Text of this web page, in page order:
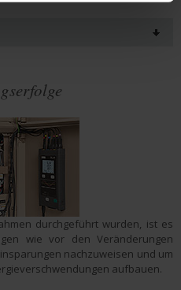
durchgeführt wurden, ist es
wie vor den Veränderungen
nachzuweisen und um
aufbauen.